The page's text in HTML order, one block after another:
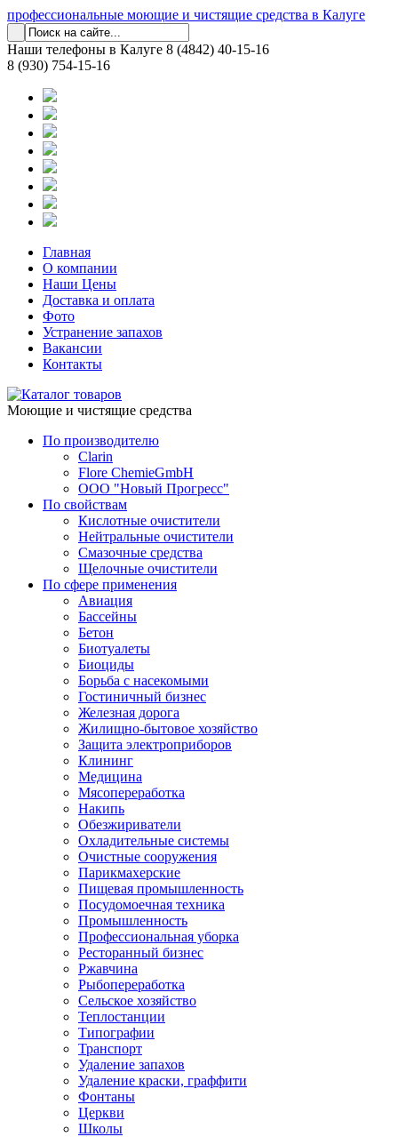
профессиональные моющие и чистящие средства в Калуге
Наши телефоны в Калуге 8 (4842) 40-15-16
8 (930) 754-15-16
Главная
О компании
Наши Цены
Доставка и оплата
Фото
Устранение запахов
Вакансии
Контакты
Моющие и чистящие средства
По производителю
Clarin
Flore ChemieGmbH
ООО "Новый Прогресс"
По свойствам
Кислотные очистители
Нейтральные очистители
Смазочные средства
Щелочные очистители
По сфере применения
Авиация
Бассейны
Бетон
Биотуалеты
Биоциды
Борьба с насекомыми
Гостиничный бизнес
Железная дорога
Жилищно-бытовое хозяйство
Защита электроприборов
Клининг
Медицина
Мясопереработка
Накипь
Обезжириватели
Охладительные системы
Очистные сооружения
Парикмахерские
Пищевая промышленность
Посудомоечная техника
Промышленность
Профессиональная уборка
Ресторанный бизнес
Ржавчина
Рыбопереработка
Сельское хозяйство
Теплостанции
Типографии
Транспорт
Удаление запахов
Удаление краски, граффити
Фонтаны
Церкви
Школы